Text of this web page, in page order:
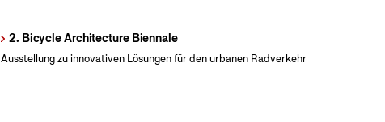
2. Bicycle Architecture Biennale
Ausstellung zu innovativen Lösungen für den urbanen Radverkehr